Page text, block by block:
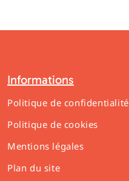
Informations
Politique de confidentialité
Politique de cookies
Mentions légales
Plan du site